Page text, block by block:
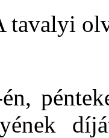
tavalyi